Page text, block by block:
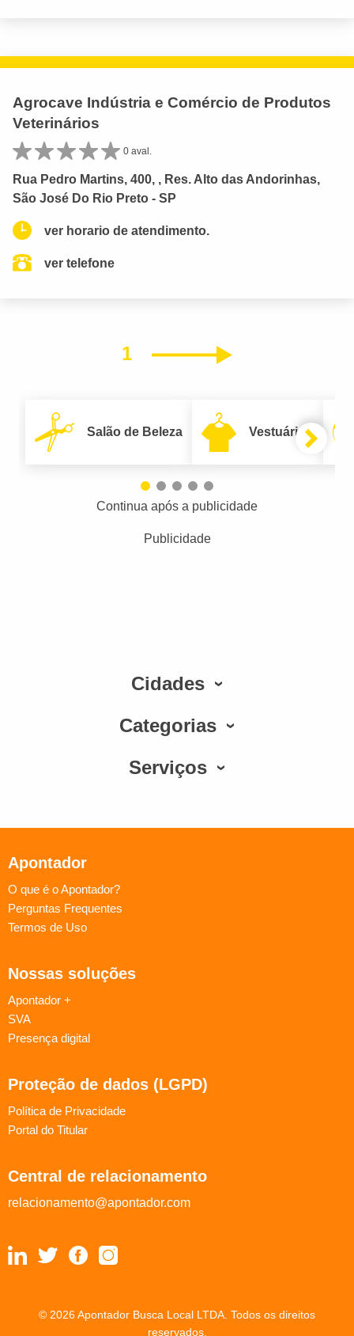
Agrocave Indústria e Comércio de Produtos
Veterinários
0 aval.
Rua Pedro Martins, 400, , Res. Alto das Andorinhas,
São José Do Rio Preto - SP
ver horario de atendimento.
ver telefone
1 Próximo
Salão de Beleza Vestuário
Continua após a publicidade
Publicidade
Cidades
Categorias
Serviços
Apontador
O que é o Apontador?
Perguntas Frequentes
Termos de Uso
Nossas soluções
Apontador +
SVA
Presença digital
Proteção de dados (LGPD)
Política de Privacidade
Portal do Titular
Central de relacionamento
relacionamento@apontador.com
© 2026 Apontador Busca Local LTDA. Todos os direitos
reservados.